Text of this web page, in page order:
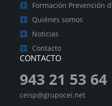
Formación Prevención
Quiénes somos
Noticias
Contacto
CONTACTO
943 21 53 64
ceisp@grupocei.net